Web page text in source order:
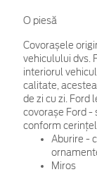
O piesă
Covorașele
vehiculului dvs.
interiorul
calitate,
de zi cu zi. Ford
covorașe Ford -
conform
Aburire -
Miros